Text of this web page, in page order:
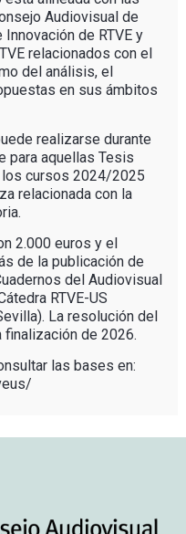
Audiovisual de
de RTVE y
relacionados con el
del análisis, el
en sus ámbitos
realizarse durante
para aquellas Tesis
cursos 2024/2025
relacionada con la
2.000 euros y el
de la publicación de
del Audiovisual
RTVE-US
La resolución del
de 2026.
las bases en: